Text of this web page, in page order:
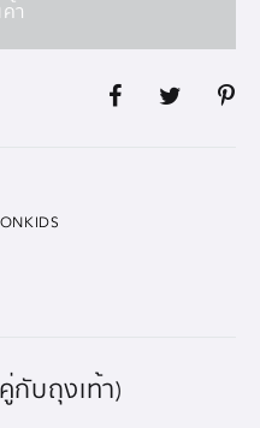
า
กับถุงเท้า)